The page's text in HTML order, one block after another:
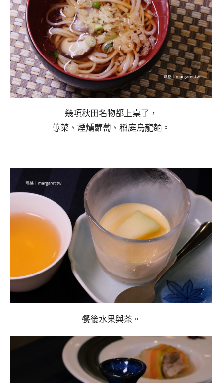
幾項秋田名物都上桌了，
蓴菜、煙燻蘿蔔、稻庭烏龍麵。
餐後水果與茶。